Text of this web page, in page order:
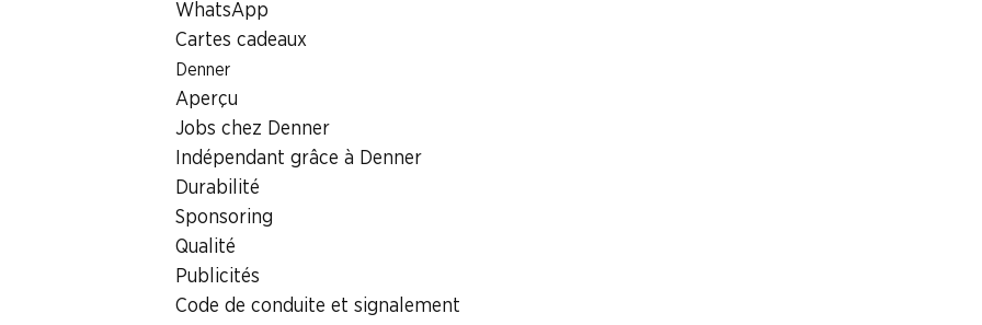
WhatsApp
Cartes cadeaux
Denner
Aperçu
Jobs chez Denner
Indépendant grâce à Denner
Durabilité
Sponsoring
Qualité
Publicités
Code de conduite et signalement
Les clients ont également acheté
SPECIAL
Pan Goccioli Mulino
Bianco
336 g
29%